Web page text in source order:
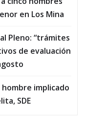
en Los Mina
Pleno: “trámites
de evaluación
implicado
SDE